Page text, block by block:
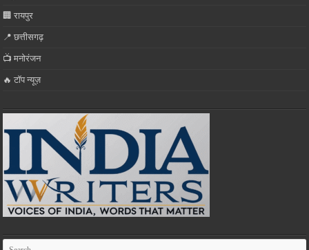
🏢 रायपुर
📍 छत्तीसगढ़
📺 मनोरंजन
🔥 टॉप न्यूज़